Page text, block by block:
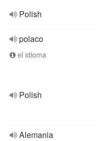
Polish
polaco
el idioma
Polish
Alemania